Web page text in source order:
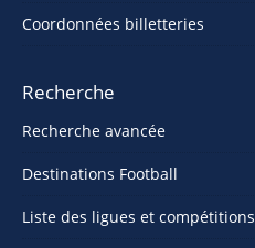
Coordonnées billetteries
Recherche
Recherche avancée
Destinations Football
Liste des ligues et compétitions